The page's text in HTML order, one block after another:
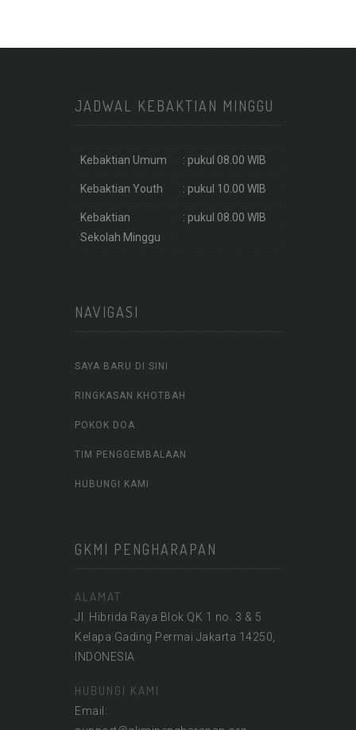
JADWAL KEBAKTIAN MINGGU
Kebaktian Umum : pukul 08.00 WIB
Kebaktian Youth : pukul 10.00 WIB
Kebaktian
Sekolah Minggu
: pukul 08.00 WIB
NAVIGASI
SAYA BARU DI SINI
RINGKASAN KHOTBAH
POKOK DOA
TIM PENGGEMBALAAN
HUBUNGI KAMI
GKMI PENGHARAPAN
ALAMAT
Jl. Hibrida Raya Blok QK 1 no. 3 & 5
Kelapa Gading Permai Jakarta 14250,
INDONESIA
HUBUNGI KAMI
Email: